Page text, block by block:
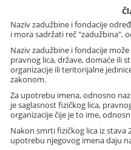
Naziv zadužbine i fondacije
i mora sadržati reč "zadužbina",
Naziv zadužbine i fondacije
pravnog lica, države, domaće ili
organizacije ili teritorijalne
zakonom.
Za upotrebu imena, odnosno
je saglasnost fizičkog lica,
organizacije čije je to ime,
Nakon smrti fizičkog lica iz stava
upotrebu njegovog imena daju